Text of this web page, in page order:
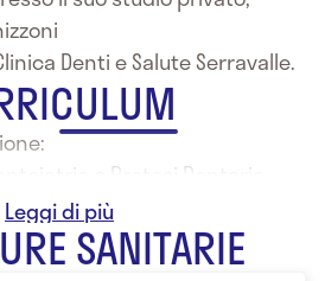
Denti e Salute Serravalle.
e Protesi Dentaria
Dentale
SANITARIE